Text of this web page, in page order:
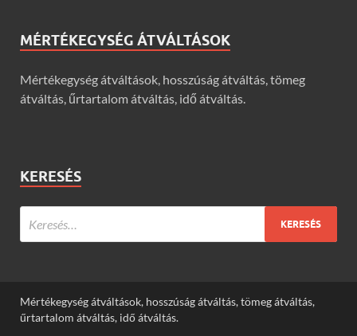
MÉRTÉKEGYSÉG ÁTVÁLTÁSOK
Mértékegység átváltások, hosszúság átváltás, tömeg
átváltás, űrtartalom átváltás, idő átváltás.
KERESÉS
Mértékegység átváltások, hosszúság átváltás, tömeg átváltás,
űrtartalom átváltás, idő átváltás.